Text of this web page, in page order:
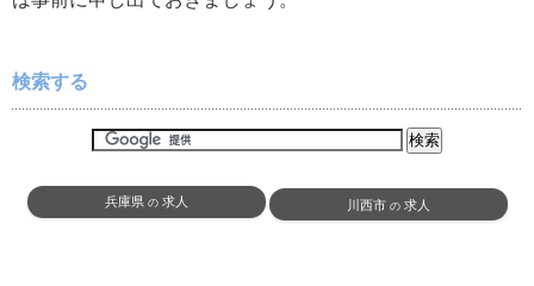
検索する
兵庫県の 求人 川西市の 求人